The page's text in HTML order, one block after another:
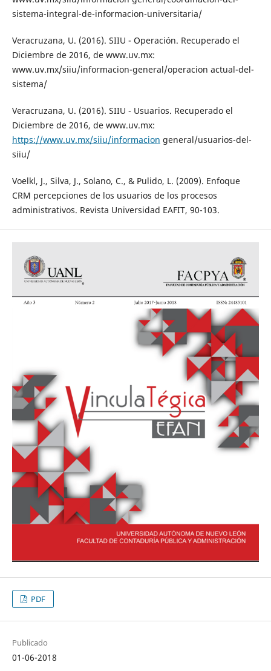
sistema-integral-de-informacion-universitaria/
Veracruzana, U. (2016). SIIU - Operación. Recuperado el
Diciembre de 2016, de www.uv.mx:
www.uv.mx/siiu/informacion-general/operacion actual-del-
sistema/
Veracruzana, U. (2016). SIIU - Usuarios. Recuperado el
Diciembre de 2016, de www.uv.mx:
https://www.uv.mx/siiu/informacion general/usuarios-del-
siiu/
Voelkl, J., Silva, J., Solano, C., & Pulido, L. (2009). Enfoque
CRM percepciones de los usuarios de los procesos
administrativos. Revista Universidad EAFIT, 90-103.
PDF
Publicado
01-06-2018